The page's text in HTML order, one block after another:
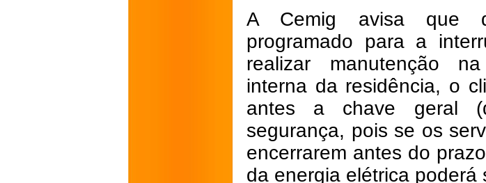
A Cemig avisa que
programado para a
realizar manutenção
interna da residência, o
antes a chave geral
segurança, pois se os
encerrarem antes do
da energia elétrica poderá